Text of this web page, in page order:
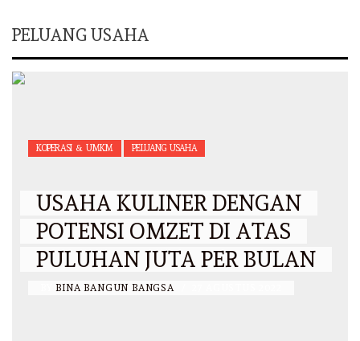
PELUANG USAHA
KOPERASI & UMKM PELUANG USAHA
USAHA KULINER DENGAN
POTENSI OMZET DI ATAS
PULUHAN JUTA PER BULAN
BINA BANGUN BANGSA